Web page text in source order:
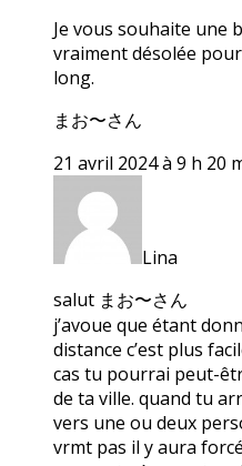
Je vous souhaite une
vraiment désolée
long.
まお〜さん
21 avril 2024 à 9 h 20
Lina
salut まお〜さん
j’avoue que étant
distance c’est plus
cas tu pourrai peut-
de ta ville. quand tu
vers une ou deux
vrmt pas il y aura